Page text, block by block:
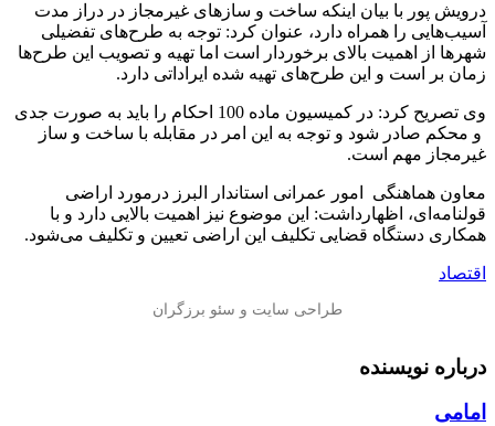
درویش پور با بیان اینکه ساخت و سازهای غیرمجاز در دراز مدت
آسیب‌هایی را همراه دارد، عنوان کرد: توجه به طرح‌های تفضیلی
شهرها از اهمیت بالای برخوردار است اما تهیه و تصویب این طرح‌ها
زمان بر است و این طرح‌های تهیه شده ایراداتی دارد.
وی تصریح کرد: در کمیسیون ماده 100 احکام را باید به صورت جدی
و محکم صادر شود و توجه به این امر در مقابله با ساخت و ساز
غیرمجاز مهم است.
معاون هماهنگی امور عمرانی استاندار البرز درمورد اراضی
قولنامه‌ای، اظهارداشت: این موضوع نیز اهمیت بالایی دارد و با
همکاری دستگاه قضایی تکلیف این اراضی تعیین و تکلیف می‌شود.
اقتصاد
درباره نویسنده
امامی